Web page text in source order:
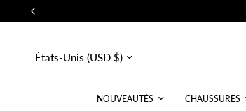
Mettre
à
NOUVEAUTÉS CHAUSSURES